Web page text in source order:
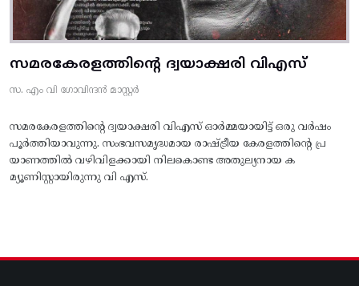
സമരകേരളത്തിൻ്റെ ദ്വയാക്ഷരി വിഎസ്
സ. എം വി ഗോവിന്ദൻ മാസ്റ്റർ
സമരകേരളത്തിൻ്റെ ദ്വയാക്ഷരി വിഎസ് ഓർമ്മയായിട്ട് ഒരു വർഷം
പൂർത്തിയാവുന്നു. സംഭവസമൃദ്ധമായ രാഷ്ട്രീയ കേരളത്തിന്റെ പ്ര
യാണത്തിൽ വഴിവിളക്കായി നിലകൊണ്ട അതുല്യനായ ക
മ്യൂണിസ്റ്റായിരുന്നു വി എസ്.